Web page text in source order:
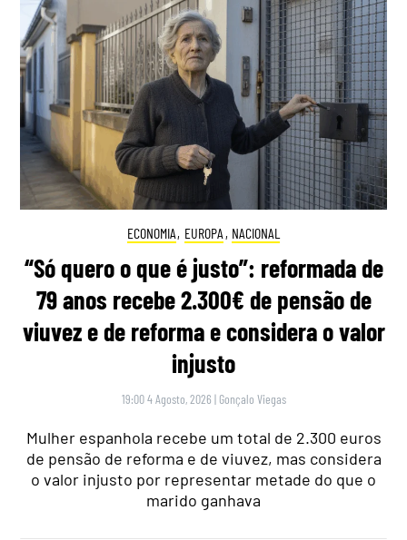
ECONOMIA, EUROPA , NACIONAL
“Só quero o que é justo”: reformada de
79 anos recebe 2.300€ de pensão de
viuvez e de reforma e considera o valor
injusto
19:00 4 Agosto, 2026 | Gonçalo Viegas
Mulher espanhola recebe um total de 2.300 euros
de pensão de reforma e de viuvez, mas considera
o valor injusto por representar metade do que o
marido ganhava